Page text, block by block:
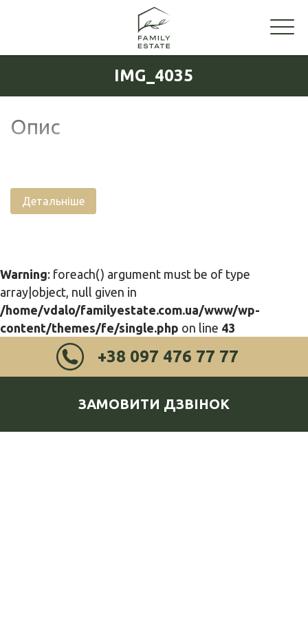
IMG_4035
Опис
Детальніше
Warning: foreach() argument must be of type
array|object, null given in
/home/vdalo/familyestate.com.ua/www/wp-
content/themes/fe/single.php on line 43
+38 097 476 77 77
ЗАМОВИТИ ДЗВІНОК